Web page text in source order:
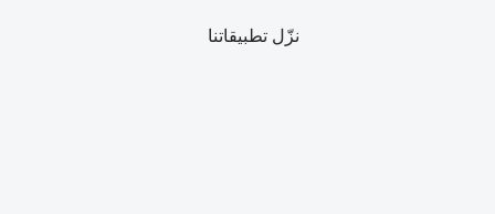
نزّل تطبيقاتنا